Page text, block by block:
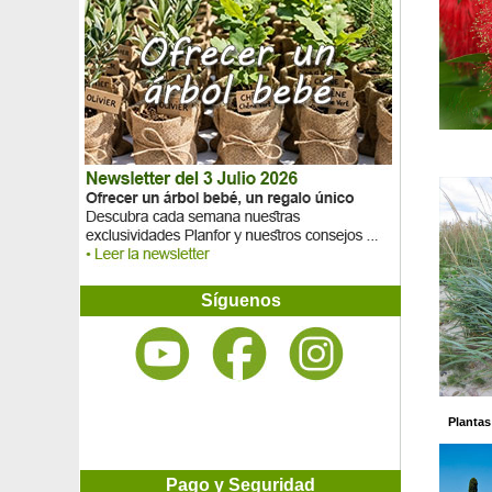
Mano de Buda
Manzanilla
Manzanilla marroquí
Manzano 'Belchard Chantecler'
Manzano 'Belle de Boskoop'
Manzano 'Calville rouge d'hiver'
Manzano Coccinella 'Courtarou'
Manzano con carne roja
Manzano de jardín perpetu 'Evereste'
Manzano de Kei, Manzana cafre
Manzano enano autofértil
Manzano enano colunmnario
Manzano 'Golden delicious'
Manzano 'Granny Smith'
Manzano 'Juliet'
Manzano para sidra 'Douce Coët Ligné'
Manzano 'Reine des reinettes'
Síguenos
Pago y Seguridad